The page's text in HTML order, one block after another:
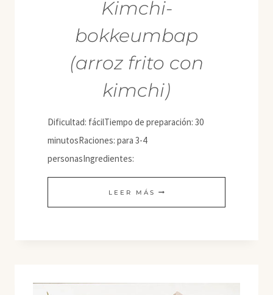
Kimchi-
bokkeumbap
(arroz frito con
kimchi)
Dificultad: fácilTiempo de preparación: 30
minutosRaciones: para 3-4
personasIngredientes:
LEER MÁS KIMCHI-
BOKKEUMBAP
KIMCHI)